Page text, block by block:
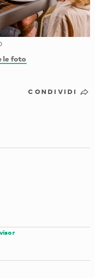
le foto
CONDIVIDI